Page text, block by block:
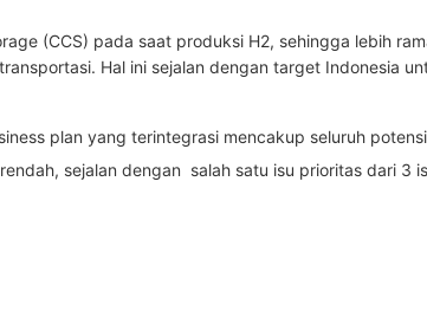
(CCS) pada saat produksi H2, sehingga lebih
Hal ini sejalan dengan target Indonesia
plan yang terintegrasi mencakup seluruh
sejalan dengan salah satu isu prioritas dari 3